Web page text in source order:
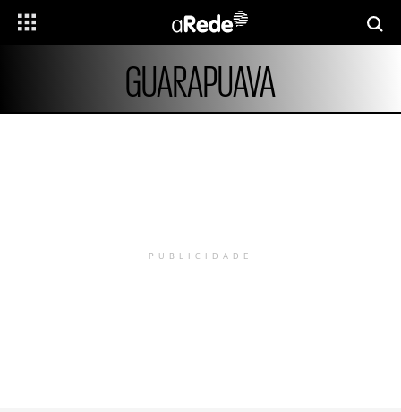
GUARAPUAVA
PUBLICIDADE